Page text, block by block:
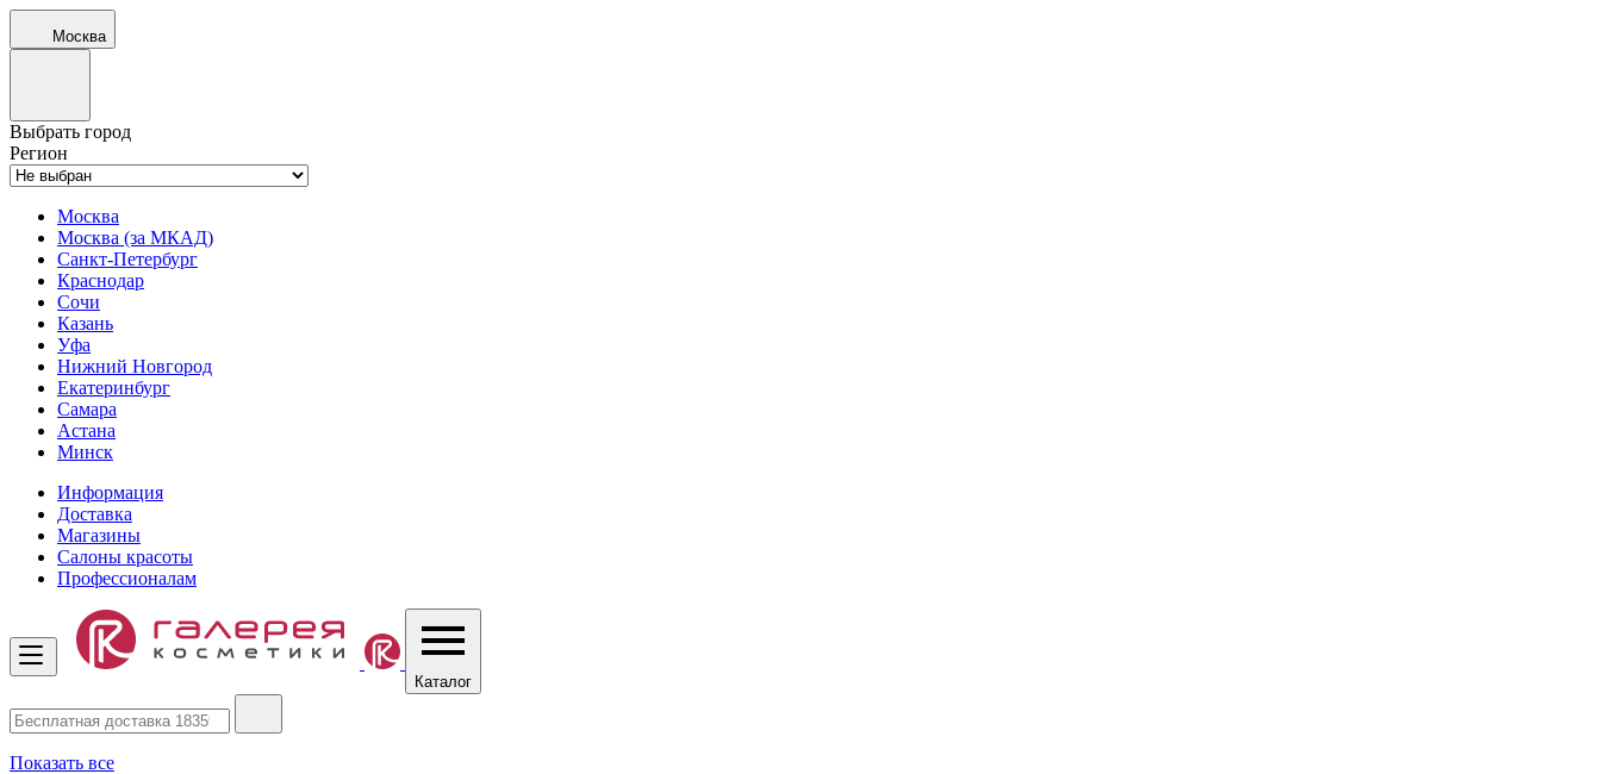
Москва
Выбрать город
Регион
Москва
Москва (за МКАД)
Санкт-Петербург
Краснодар
Сочи
Казань
Уфа
Нижний Новгород
Екатеринбург
Самара
Астана
Минск
Информация
Доставка
Магазины
Салоны красоты
Профессионалам
Каталог
Показать все